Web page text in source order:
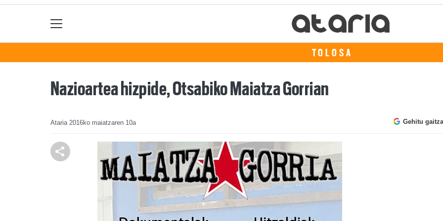
TOLOSA
Nazioartea hizpide, Otsabiko Maiatza Gorrian
Ataria 2016ko maiatzaren 10a Gehitu